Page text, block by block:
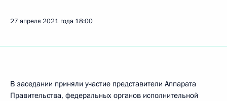
27 апреля 2021 года 18:00
В заседании приняли участие представители Аппарата
Правительства, федеральных органов исполнительной